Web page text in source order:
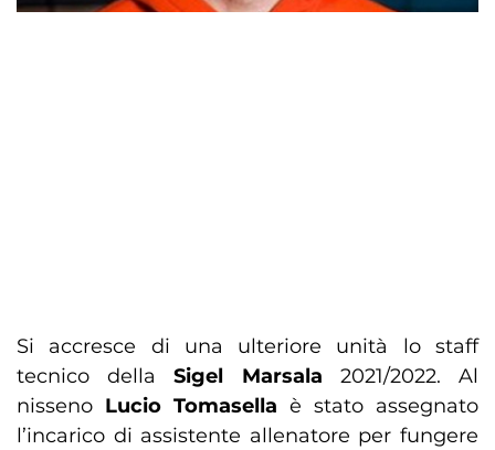
Si accresce di una ulteriore unità lo staff
tecnico della
Sigel Marsala 2021/2022. Al
nisseno Lucio Tomasella è stato assegnato
l’incarico di assistente allenatore per fungere